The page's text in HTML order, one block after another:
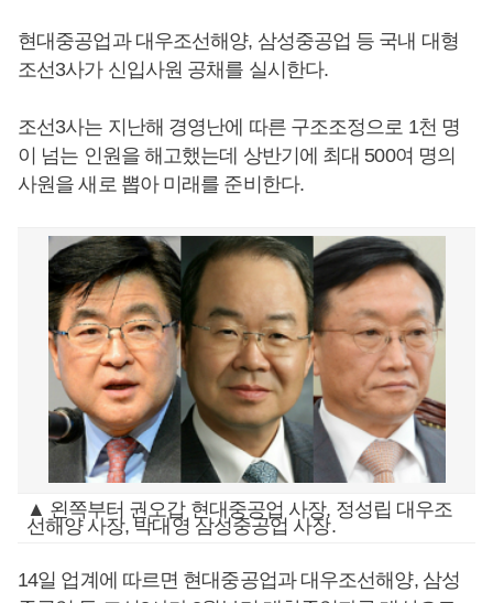
현대중공업과 대우조선해양, 삼성중공업 등 국내 대형
조선3사가 신입사원 공채를 실시한다.
조선3사는 지난해 경영난에 따른 구조조정으로 1천 명
이 넘는 인원을 해고했는데 상반기에 최대 500여 명의
사원을 새로 뽑아 미래를 준비한다.
▲ 왼쪽부터 권오갑 현대중공업 사장, 정성립 대우조
선해양 사장, 박대영 삼성중공업 사장.
14일 업계에 따르면 현대중공업과 대우조선해양, 삼성